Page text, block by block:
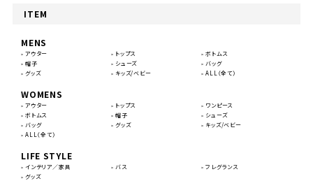
ITEM
MENS
アウター トップス
ボトムス
帽子
シューズ
バッグ
グッズ
キッズ/ベビー ALL（全て）
WOMENS
アウター トップス
ワンピース
ボトムス
帽子
シューズ
バッグ
グッズ
キッズ/ベビー
ALL（全て）
LIFE STYLE
インテリア／家具 バス
フレグランス
グッズ